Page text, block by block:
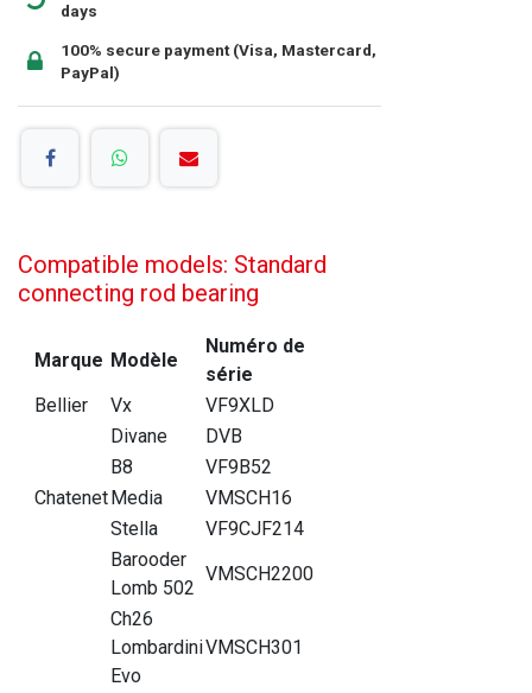
days
100% secure payment (Visa, Mastercard,
PayPal)
Compatible models: Standard
connecting rod bearing
Marque Modèle
Numéro de
série
Bellier
Vx
VF9XLD
Divane
DVB
B8
VF9B52
ChatenetMedia
VMSCH16
Stella
VF9CJF214
Barooder
Lomb 502
VMSCH2200
Ch26
Lombardini
Evo
VMSCH301